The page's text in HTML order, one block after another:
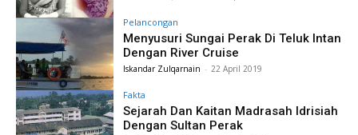
Pelancongan
Menyusuri Sungai Perak Di Teluk Intan
Dengan River Cruise
Iskandar Zulqarnain - 22 April 2019
Fakta
Sejarah Dan Kaitan Madrasah Idrisiah
Dengan Sultan Perak